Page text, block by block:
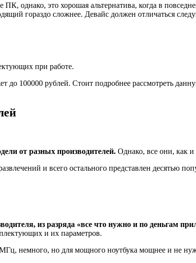
однако, это хорошая альтернатива, когда в
гораздо сложнее. Девайс должен отличаться
при работе.
100000 рублей. Стоит подробнее рассмотреть
от разных производителей. Однако, все они, как
и всего остального представлен десятью
из разряда «все что нужно и по деньгам
и их параметров.
МГц, немного, но для мощного ноутбука мощнее и не